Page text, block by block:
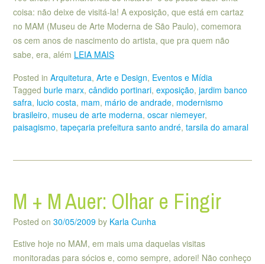
coisa: não deixe de visitá-la! A exposição, que está em cartaz
no MAM (Museu de Arte Moderna de São Paulo), comemora
os cem anos de nascimento do artista, que pra quem não
sabe, era, além LEIA MAIS
Posted in Arquitetura, Arte e Design, Eventos e Mídia
Tagged burle marx, cândido portinari, exposição, jardim banco
safra, lucio costa, mam, mário de andrade, modernismo
brasileiro, museu de arte moderna, oscar niemeyer,
paisagismo, tapeçaria prefeitura santo andré, tarsila do amaral
M + M Auer: Olhar e Fingir
Posted on 30/05/2009 by Karla Cunha
Estive hoje no MAM, em mais uma daquelas visitas
monitoradas para sócios e, como sempre, adorei! Não conheço